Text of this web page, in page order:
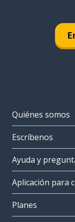
Quiénes somos
Escríbenos
Ayuda y
Aplicación para
Planes